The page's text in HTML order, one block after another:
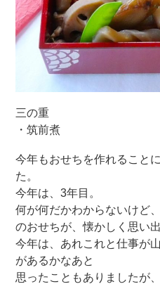
三の重
・筑前煮
今年もおせちを作れること
た。
今年は、3年目。
何が何だかわからないけど
のおせちが、懐かしく思い
今年は、あれこれと仕事が
があるかなあと
思ったこともありましたが